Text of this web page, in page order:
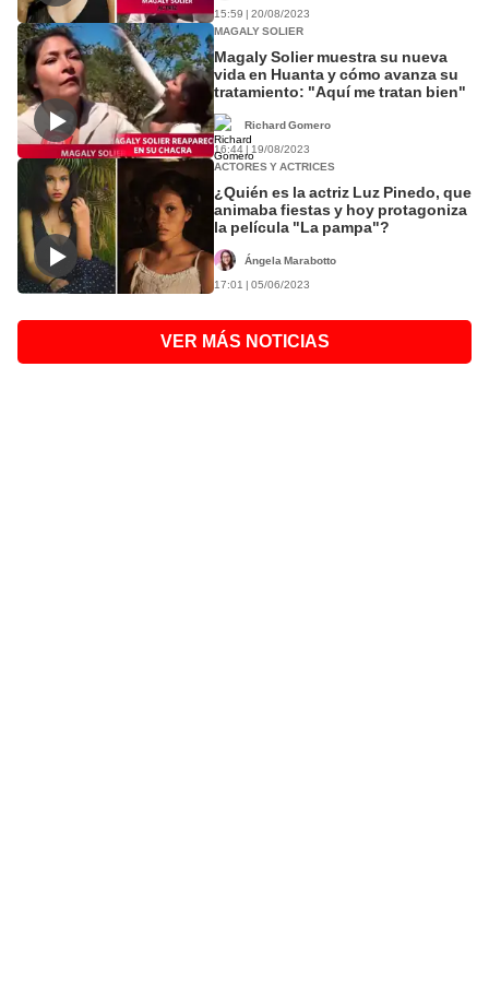
15:59 | 20/08/2023
MAGALY SOLIER
Magaly Solier muestra su nueva
vida en Huanta y cómo avanza su
tratamiento: "Aquí me tratan bien"
Richard Gomero
16:44 | 19/08/2023
ACTORES Y ACTRICES
¿Quién es la actriz Luz Pinedo, que
animaba fiestas y hoy protagoniza
la película "La pampa"?
Ángela Marabotto
17:01 | 05/06/2023
VER MÁS NOTICIAS